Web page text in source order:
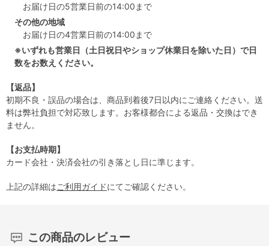
お届け日の5営業日前の14:00まで
その他の地域
お届け日の4営業日前の14:00まで
※いずれも営業日（土日祝日やショップ休業日を除いた日）で日
数をお数えください。
【返品】
初期不良・誤品の場合は、商品到着後7日以内にご連絡ください。送
料は弊社負担で対応致します。お客様都合による返品・交換はでき
ません。
【お支払時期】
カード会社・決済会社の引き落とし日に準じます。
上記の詳細はご利用ガイドにてご確認ください。
この商品のレビュー